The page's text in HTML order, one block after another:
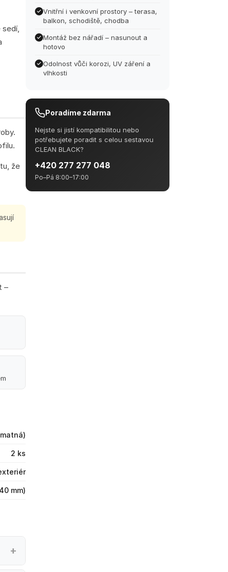
že
–
2 ks
mm)
Vnitřní i venkovní prostory – terasa,
balkon, schodiště, chodba
Montáž bez nářadí – nasunout a
hotovo
Odolnost vůči korozi, UV záření a
vlhkosti
Poradíme zdarma
Nejste si jistí kompatibilitou nebo
potřebujete poradit s celou sestavou
CLEAN BLACK?
+420 277 277 048
Po–Pá 8:00–17:00